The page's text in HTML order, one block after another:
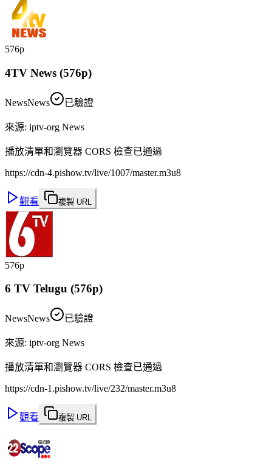
576p
4TV News (576p)
NewsNews 已驗證
來源: iptv-org News
播放清單和瀏覽器 CORS 檢查已通過
https://cdn-4.pishow.tv/live/1007/master.m3u8
觀看 複製 URL
576p
6 TV Telugu (576p)
NewsNews 已驗證
來源: iptv-org News
播放清單和瀏覽器 CORS 檢查已通過
https://cdn-1.pishow.tv/live/232/master.m3u8
觀看 複製 URL